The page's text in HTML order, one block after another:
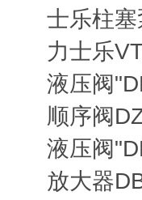
士乐柱塞
力士乐
液压阀
顺序阀
液压阀
放大器